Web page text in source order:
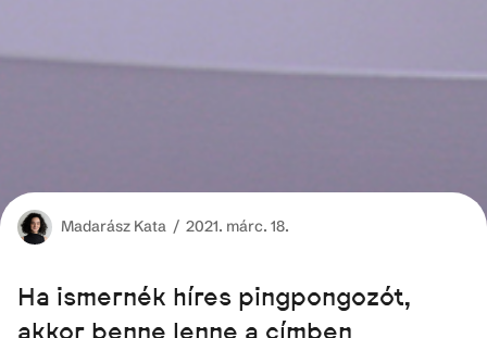
Madarász Kata / 2021. márc. 18.
Ha ismernék híres pingpongozót,
akkor benne lenne a címben